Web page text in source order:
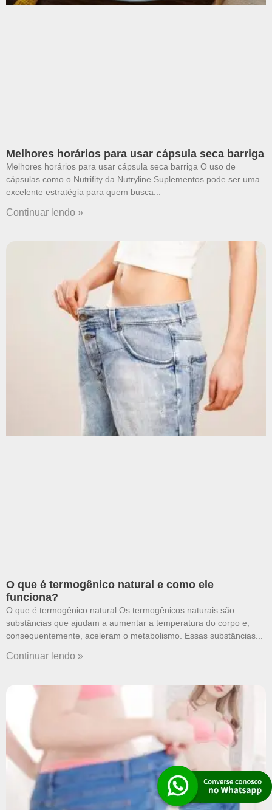
Melhores horários para usar cápsula seca barriga
Melhores horários para usar cápsula seca barriga O uso de
cápsulas como o Nutrifity da Nutryline Suplementos pode ser uma
excelente estratégia para quem busca
Continuar lendo »
O que é termogênico natural e como ele
funciona?
O que é termogênico natural Os termogênicos naturais são
substâncias que ajudam a aumentar a temperatura do corpo e,
consequentemente, aceleram o metabolismo. Essas substâncias
Continuar lendo »